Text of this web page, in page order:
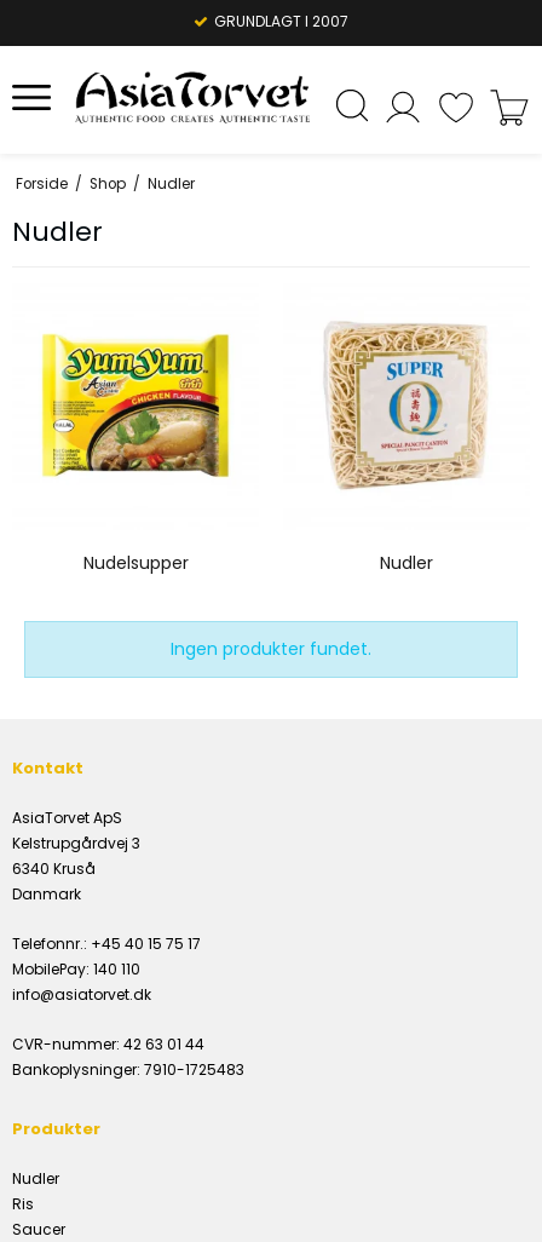
GRUNDLAGT I 2007
Forside / Shop / Nudler
Nudler
Nudelsupper Nudler
Ingen produkter fundet.
Kontakt
AsiaTorvet ApS
Kelstrupgårdvej 3
6340 Kruså
Danmark
Telefonnr.: +45 40 15 75 17
MobilePay: 140 110
info@asiatorvet.dk
CVR-nummer: 42 63 01 44
Bankoplysninger: 7910-1725483
Produkter
Nudler
Ris
Saucer